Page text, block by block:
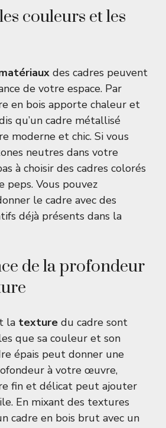
couleurs et les
des cadres peuvent
de votre espace. Par
en bois apporte chaleur et
qu’un cadre métallisé
moderne et chic. Si vous
neutres dans votre
à choisir des cadres colorés
peps. Vous pouvez
le cadre avec des
déjà présents dans la
de la profondeur
la texture du cadre sont
que sa couleur et son
épais peut donner une
à votre œuvre,
fin et délicat peut ajouter
En mixant des textures
cadre en bois brut avec un